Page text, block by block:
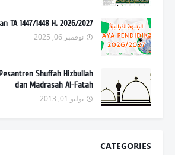
TA 1447/1448 H. 2026/2027
نوفمبر 06, 2025
Shuffah Hizbullah
dan Madrasah Al-Fatah
يوليو 01, 2013
CATEGORIES